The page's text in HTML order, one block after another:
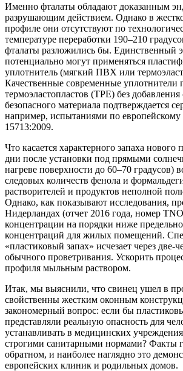
Именно фталаты обладают доказанным
разрушающим действием. Однако в
профиле они отсутствуют по
температуре переработки 190–210
фталаты разложились бы. Единственный
потенциально могут применяться
уплотнитель (мягкий ПВХ или
Качественные современные уплотнители
термоэластопластов (TPE) без
безопасного материала подтверждается
например, испытаниями по европейскому
15713:2009.
Что касается характерного запаха нового
дни после установки под прямыми
нагреве поверхности до 60–70 градусов)
следовых количеств фенола и
растворителей и продуктов неполной
Однако, как показывают исследования,
Нидерландах (отчет 2016 года, номер
концентрации на порядки ниже
концентраций для жилых помещений.
«пластиковый запах» исчезает через две-
обычного проветривания. Ускорить
профиля мыльным раствором.
Итак, мы выяснили, что свинец ушел в
свойственны жестким оконным
закономерный вопрос: если бы
представляли реальную опасность для
устанавливать в медицинских
строгими санитарными нормами? Факты
обратном, и наиболее наглядно это
европейских клиник и родильных домов.